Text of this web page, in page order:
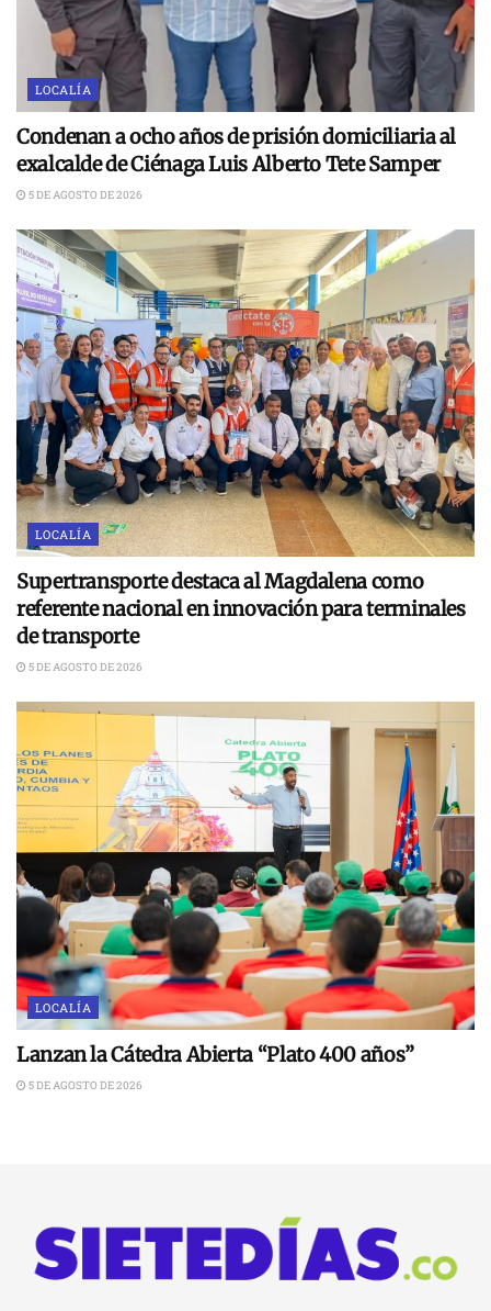
LOCALÍA
Condenan a ocho años de prisión domiciliaria al
exalcalde de Ciénaga Luis Alberto Tete Samper
5 DE AGOSTO DE 2026
LOCALÍA
Supertransporte destaca al Magdalena como
referente nacional en innovación para terminales
de transporte
5 DE AGOSTO DE 2026
LOCALÍA
Lanzan la Cátedra Abierta “Plato 400 años”
5 DE AGOSTO DE 2026